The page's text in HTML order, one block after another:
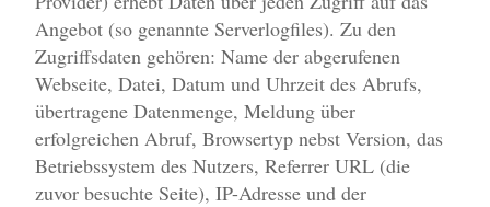
Angebot (so genannte Serverlogfiles). Zu den
Zugriffsdaten gehören: Name der abgerufenen
Webseite, Datei, Datum und Uhrzeit des Abrufs,
übertragene Datenmenge, Meldung über
erfolgreichen Abruf, Browsertyp nebst Version, das
Betriebssystem des Nutzers, Referrer URL (die
zuvor besuchte Seite), IP-Adresse und der